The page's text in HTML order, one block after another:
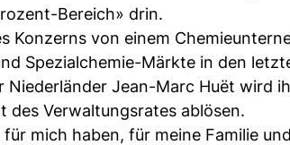
Bereich» drin.
Konzerns von einem
Spezialchemie-Märkte in den
Niederländer Jean-Marc Huët wird
des Verwaltungsrates ablösen.
mich haben, für meine Familie